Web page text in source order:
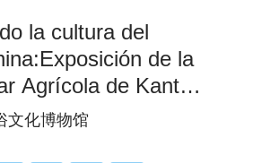
la cultura del
de la
Agrícola de Kanto
文化博物馆